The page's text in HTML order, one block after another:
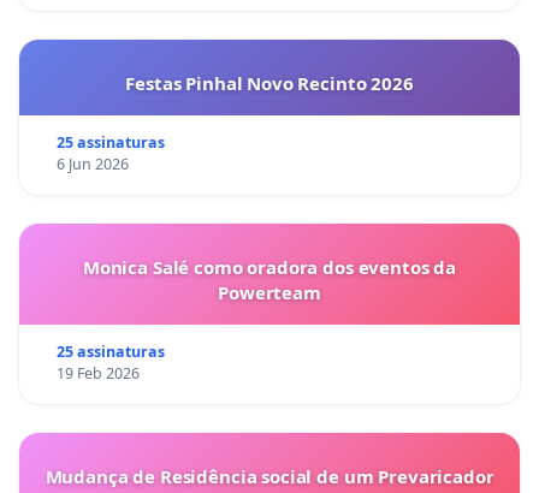
Festas Pinhal Novo Recinto 2026
25 assinaturas
6 Jun 2026
Monica Salé como oradora dos eventos da
Powerteam
25 assinaturas
19 Feb 2026
Mudança de Residência social de um Prevaricador